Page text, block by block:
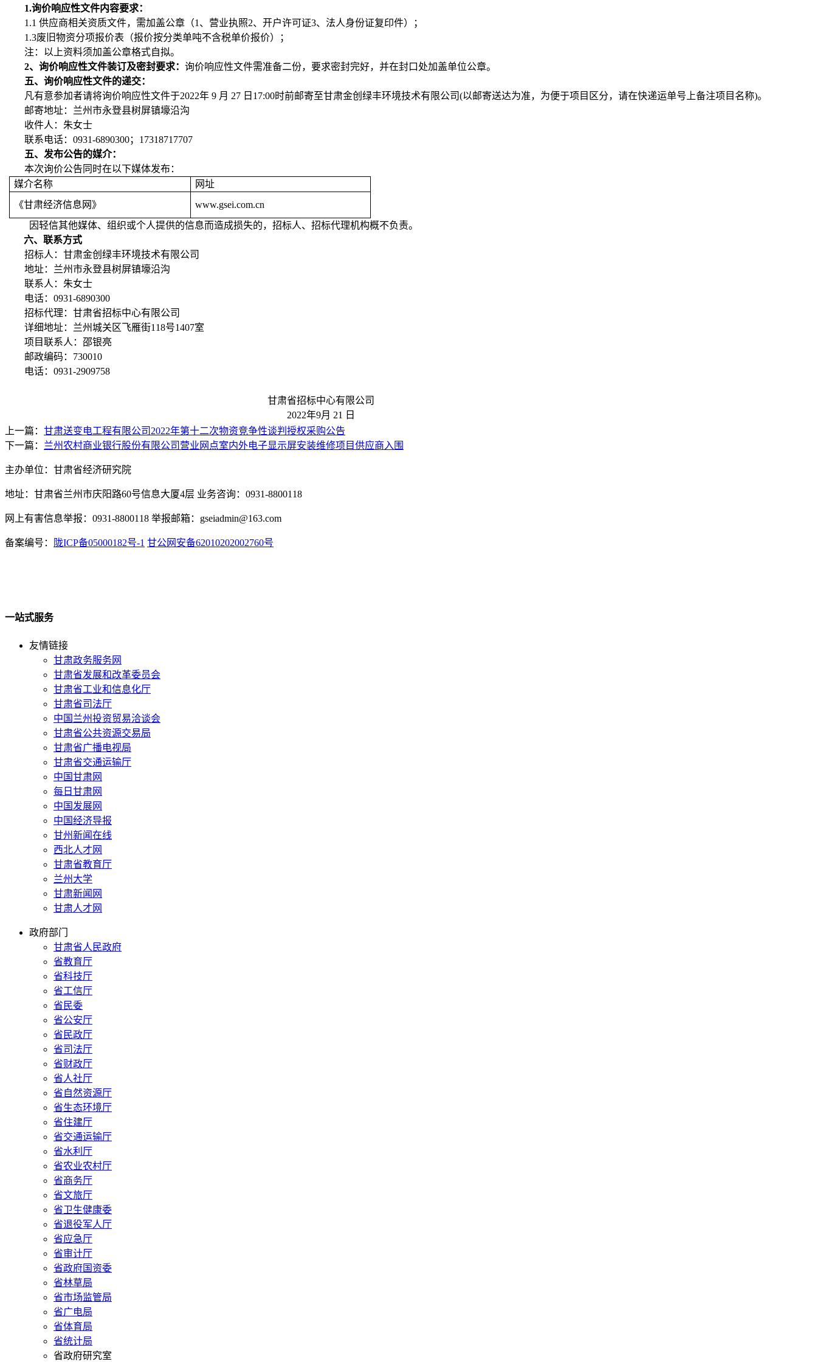
1.询价响应性文件内容要求：
1.1 供应商相关资质文件，需加盖公章（1 、营业执照2、开户许可证3、法人身份证复印件）；
1.3废旧物资分项报价表（报价按分类单吨不含税单价报价）；
注：以上资料须加盖公章格式自拟。
2、询价响应性文件装订及密封要求：询价响应性文件需准备二份，要求密封完好，并在封口处加盖单位公章。
五、询价响应性文件的递交：
凡有意参加者请将询价响应性文件于2022年 9 月 27 日 17:00时前邮寄至甘肃金创绿丰环境技术有限公司(以邮寄送达为准，为便于项目区分，请在快递运单号上备注项目名称)。
邮寄地址：兰州市永登县树屏镇壕沿沟
收件人：朱女士
联系电话： 0931-6890300； 17318717707
五、发布公告的媒介：
本次询价公告同时在以下媒体发布：
媒介名称
网址
《甘肃经济信息网》
www.gsei.com.cn
因轻信其他媒体、组织或个人提供的信息而造成损失的，招标人、招标代理机构概不负责。
六、联系方式
招标人：甘肃金创绿丰环境技术有限公司
地址：兰州市永登县树屏镇壕沿沟
联系人：朱女士
电话： 0931-6890300
招标代理：甘肃省招标中心有限公司
详细地址：兰州城关区飞雁街118号1407室
项目联系人：邵银亮
邮政编码： 730010
电话： 0931-2909758
甘肃省招标中心有限公司
2022年9月 21 日
上一篇： 甘肃送变电工程有限公司2022年第十二次物资竞争性谈判授权采购公告
下一篇： 兰州农村商业银行股份有限公司营业网点室内外电子显示屏安装维修项目供应商入围
主办单位：甘肃省经济研究院
地址：甘肃省兰州市庆阳路60号信息大厦4层 业务咨询：0931-8800118
网上有害信息举报：0931-8800118 举报邮箱：gseiadmin@163.com
备案编号： 陇ICP备05000182号-1 甘公网安备62010202002760号
一站式服务
友情链接
甘肃政务服务网
甘肃省发展和改革委员会
甘肃省工业和信息化厅
甘肃省司法厅
中国兰州投资贸易洽谈会
甘肃省公共资源交易局
甘肃省广播电视局
甘肃省交通运输厅
中国甘肃网
每日甘肃网
中国发展网
中国经济导报
甘州新闻在线
西北人才网
甘肃省教育厅
兰州大学
甘肃新闻网
甘肃人才网
政府部门
甘肃省人民政府
省教育厅
省科技厅
省工信厅
省民委
省公安厅
省民政厅
省司法厅
省财政厅
省人社厅
省自然资源厅
省生态环境厅
省住建厅
省交通运输厅
省水利厅
省农业农村厅
省商务厅
省文旅厅
省卫生健康委
省退役军人厅
省应急厅
省审计厅
省政府国资委
省林草局
省市场监管局
省广电局
省体育局
省统计局
省政府研究室